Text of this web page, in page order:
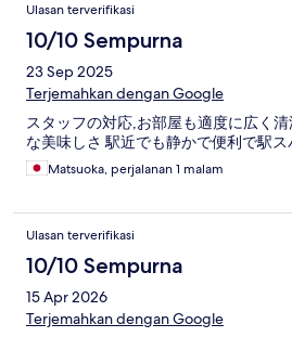
Ulasan terverifikasi
10/10 Sempurna
23 Sep 2025
Terjemahkan dengan Google
スタッフの対応,お部屋も適度に広く
な美味しさ 駅近でも静かで便利で駅
Matsuoka, perjalanan 1 malam
Ulasan terverifikasi
10/10 Sempurna
15 Apr 2026
Terjemahkan dengan Google